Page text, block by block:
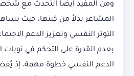
ومن المفيد أيضًا التحدث مع
المشاعر بدلاً من كبتها، حيث
التوتر النفسي وتعزيز الدعم
بعدم القدرة على التحكم في
الدعم النفسي خطوة مهمة، إذ